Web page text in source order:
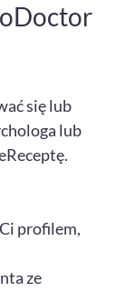
się lub
lub
profilem,
ze